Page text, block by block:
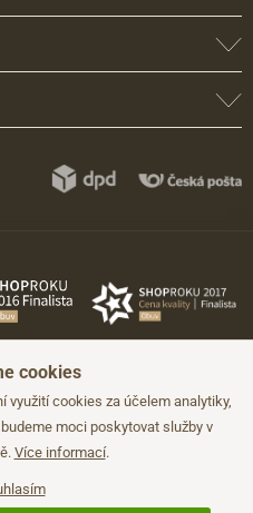
možné.
cookies
využití cookies za účelem analytiky,
moci poskytovat služby v
Více informací.